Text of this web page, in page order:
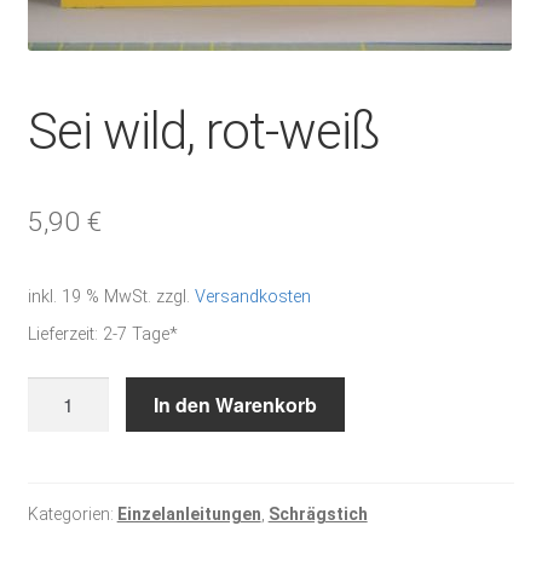
Sei wild, rot-weiß
5,90 €
inkl. 19 % MwSt. zzgl. Versandkosten
Lieferzeit: 2-7 Tage*
Menge
In den Warenkorb
Kategorien: Einzelanleitungen Schrägstich